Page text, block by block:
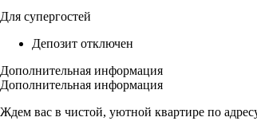
Для супергостей
Депозит отключен
Дополнительная информация
Дополнительная информация
Ждем вас в чистой, уютной квартире по